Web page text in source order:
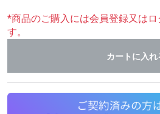
*商品のご購入には会員登録又は
す。
カートに入れ